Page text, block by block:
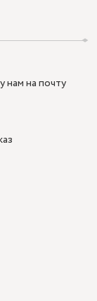
нам на почту